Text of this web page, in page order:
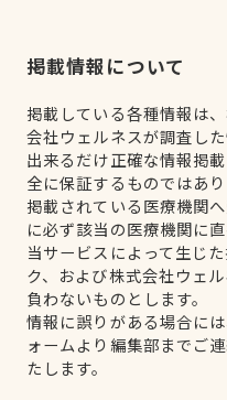
掲載情報について
掲載している各種情報は
会社ウェルネスが調査し
出来るだけ正確な情報掲
全に保証するものではあり
掲載されている医療機関
に必ず該当の医療機関に
当サービスによって生じ
ク、および株式会社ウェ
負わないものとします。
情報に誤りがある場合に
ォームより編集部までご
たします。